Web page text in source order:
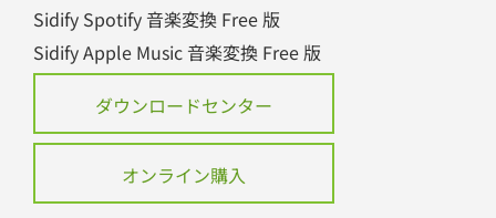
Sidify Spotify 音楽変換 Free 版
Sidify Apple Music 音楽変換 Free 版
ダウンロードセンター
オンライン購入